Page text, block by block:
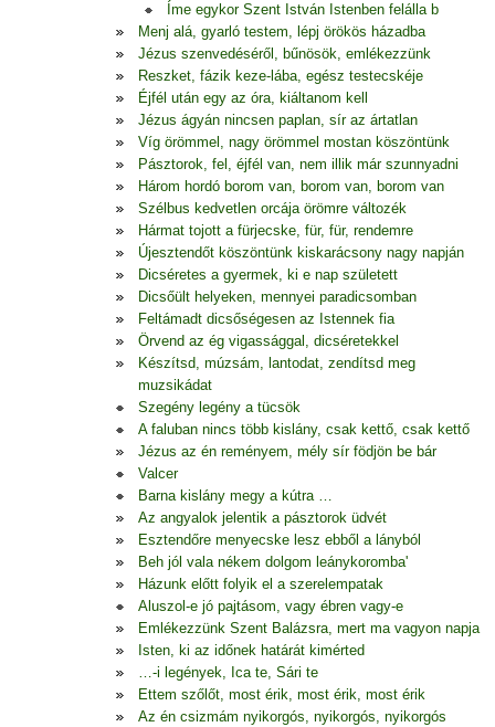
Íme egykor Szent István Istenben felálla b
Menj alá, gyarló testem, lépj örökös házadba
Jézus szenvedéséről, bűnösök, emlékezzünk
Reszket, fázik keze-lába, egész testecskéje
Éjfél után egy az óra, kiáltanom kell
Jézus ágyán nincsen paplan, sír az ártatlan
Víg örömmel, nagy örömmel mostan köszöntünk
Pásztorok, fel, éjfél van, nem illik már szunnyadni
Három hordó borom van, borom van, borom van
Szélbus kedvetlen orcája örömre változék
Hármat tojott a fürjecske, für, für, rendemre
Újesztendőt köszöntünk kiskarácsony nagy napján
Dicséretes a gyermek, ki e nap született
Dicsőült helyeken, mennyei paradicsomban
Feltámadt dicsőségesen az Istennek fia
Örvend az ég vigassággal, dicséretekkel
Készítsd, múzsám, lantodat, zendítsd meg
muzsikádat
Szegény legény a tücsök
A faluban nincs több kislány, csak kettő, csak kettő
Jézus az én reményem, mély sír födjön be bár
Valcer
Barna kislány megy a kútra …
Az angyalok jelentik a pásztorok üdvét
Esztendőre menyecske lesz ebből a lányból
Beh jól vala nékem dolgom leánykoromba'
Házunk előtt folyik el a szerelempatak
Aluszol-e jó pajtásom, vagy ébren vagy-e
Emlékezzünk Szent Balázsra, mert ma vagyon napja
Isten, ki az időnek határát kimérted
…-i legények, Ica te, Sári te
Ettem szőlőt, most érik, most érik, most érik
Az én csizmám nyikorgós, nyikorgós, nyikorgós